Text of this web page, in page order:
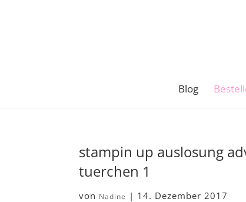
Blog
stampin up auslosung
tuerchen 1
von Nadine | 14. Dezember 2017